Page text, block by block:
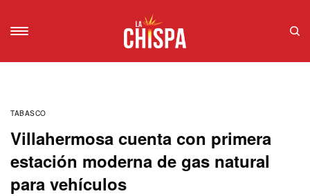
TABASCO
Villahermosa cuenta con primera
estación moderna de gas natural
para vehículos